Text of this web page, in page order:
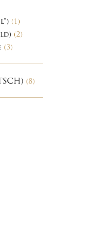
(1)
(2)
(3)
(8)